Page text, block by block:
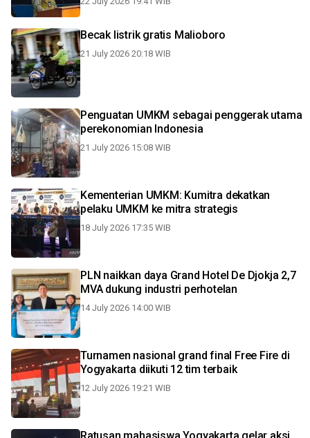
Becak listrik gratis Malioboro
21 July 2026 20:18 WIB
Penguatan UMKM sebagai penggerak utama
perekonomian Indonesia
21 July 2026 15:08 WIB
Kementerian UMKM: Kumitra dekatkan
pelaku UMKM ke mitra strategis
18 July 2026 17:35 WIB
PLN naikkan daya Grand Hotel De Djokja 2,7
MVA dukung industri perhotelan
14 July 2026 14:00 WIB
Turnamen nasional grand final Free Fire di
Yogyakarta diikuti 12 tim terbaik
12 July 2026 19:21 WIB